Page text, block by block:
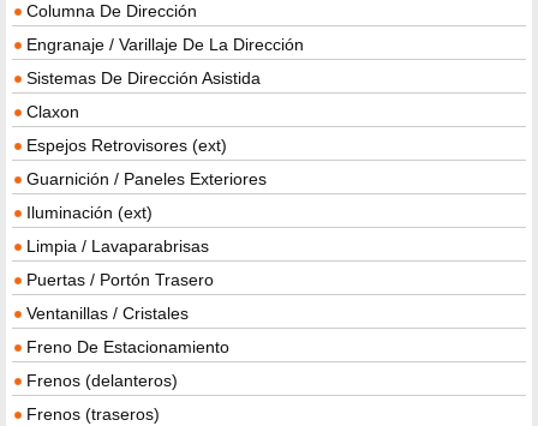
Columna De Dirección
Engranaje / Varillaje De La Dirección
Sistemas De Dirección Asistida
Claxon
Espejos Retrovisores (ext)
Guarnición / Paneles Exteriores
Iluminación (ext)
Limpia / Lavaparabrisas
Puertas / Portón Trasero
Ventanillas / Cristales
Freno De Estacionamiento
Frenos (delanteros)
Frenos (traseros)